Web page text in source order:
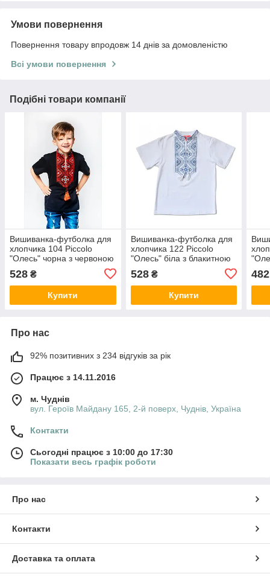
Умови повернення
Повернення товару впродовж 14 днів за домовленістю
Всі умови повернення
Подібні товари компанії
Вишиванка-футболка для
хлопчика 104 Piccolo
"Олесь" чорна з червоною
528 ₴
Купити
Вишиванка-футболка для
хлопчика 122 Piccolo
"Олесь" біла з блакитною
528₴
Купити
482
Про нас
92% позитивних з 234 відгуків за рік
Працює з 14.11.2016
м. Чуднів
вул. Героїв Майдану 165, 2-й поверх, Чуднів, Україна
Контакти
Сьогодні працює з 10:00 до 17:30
Показати весь графік роботи
Про нас
Контакти
Доставка та оплата